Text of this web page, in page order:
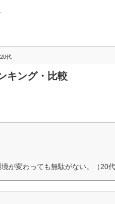
20代
キング・比較
が変わっても無駄がない。（20代